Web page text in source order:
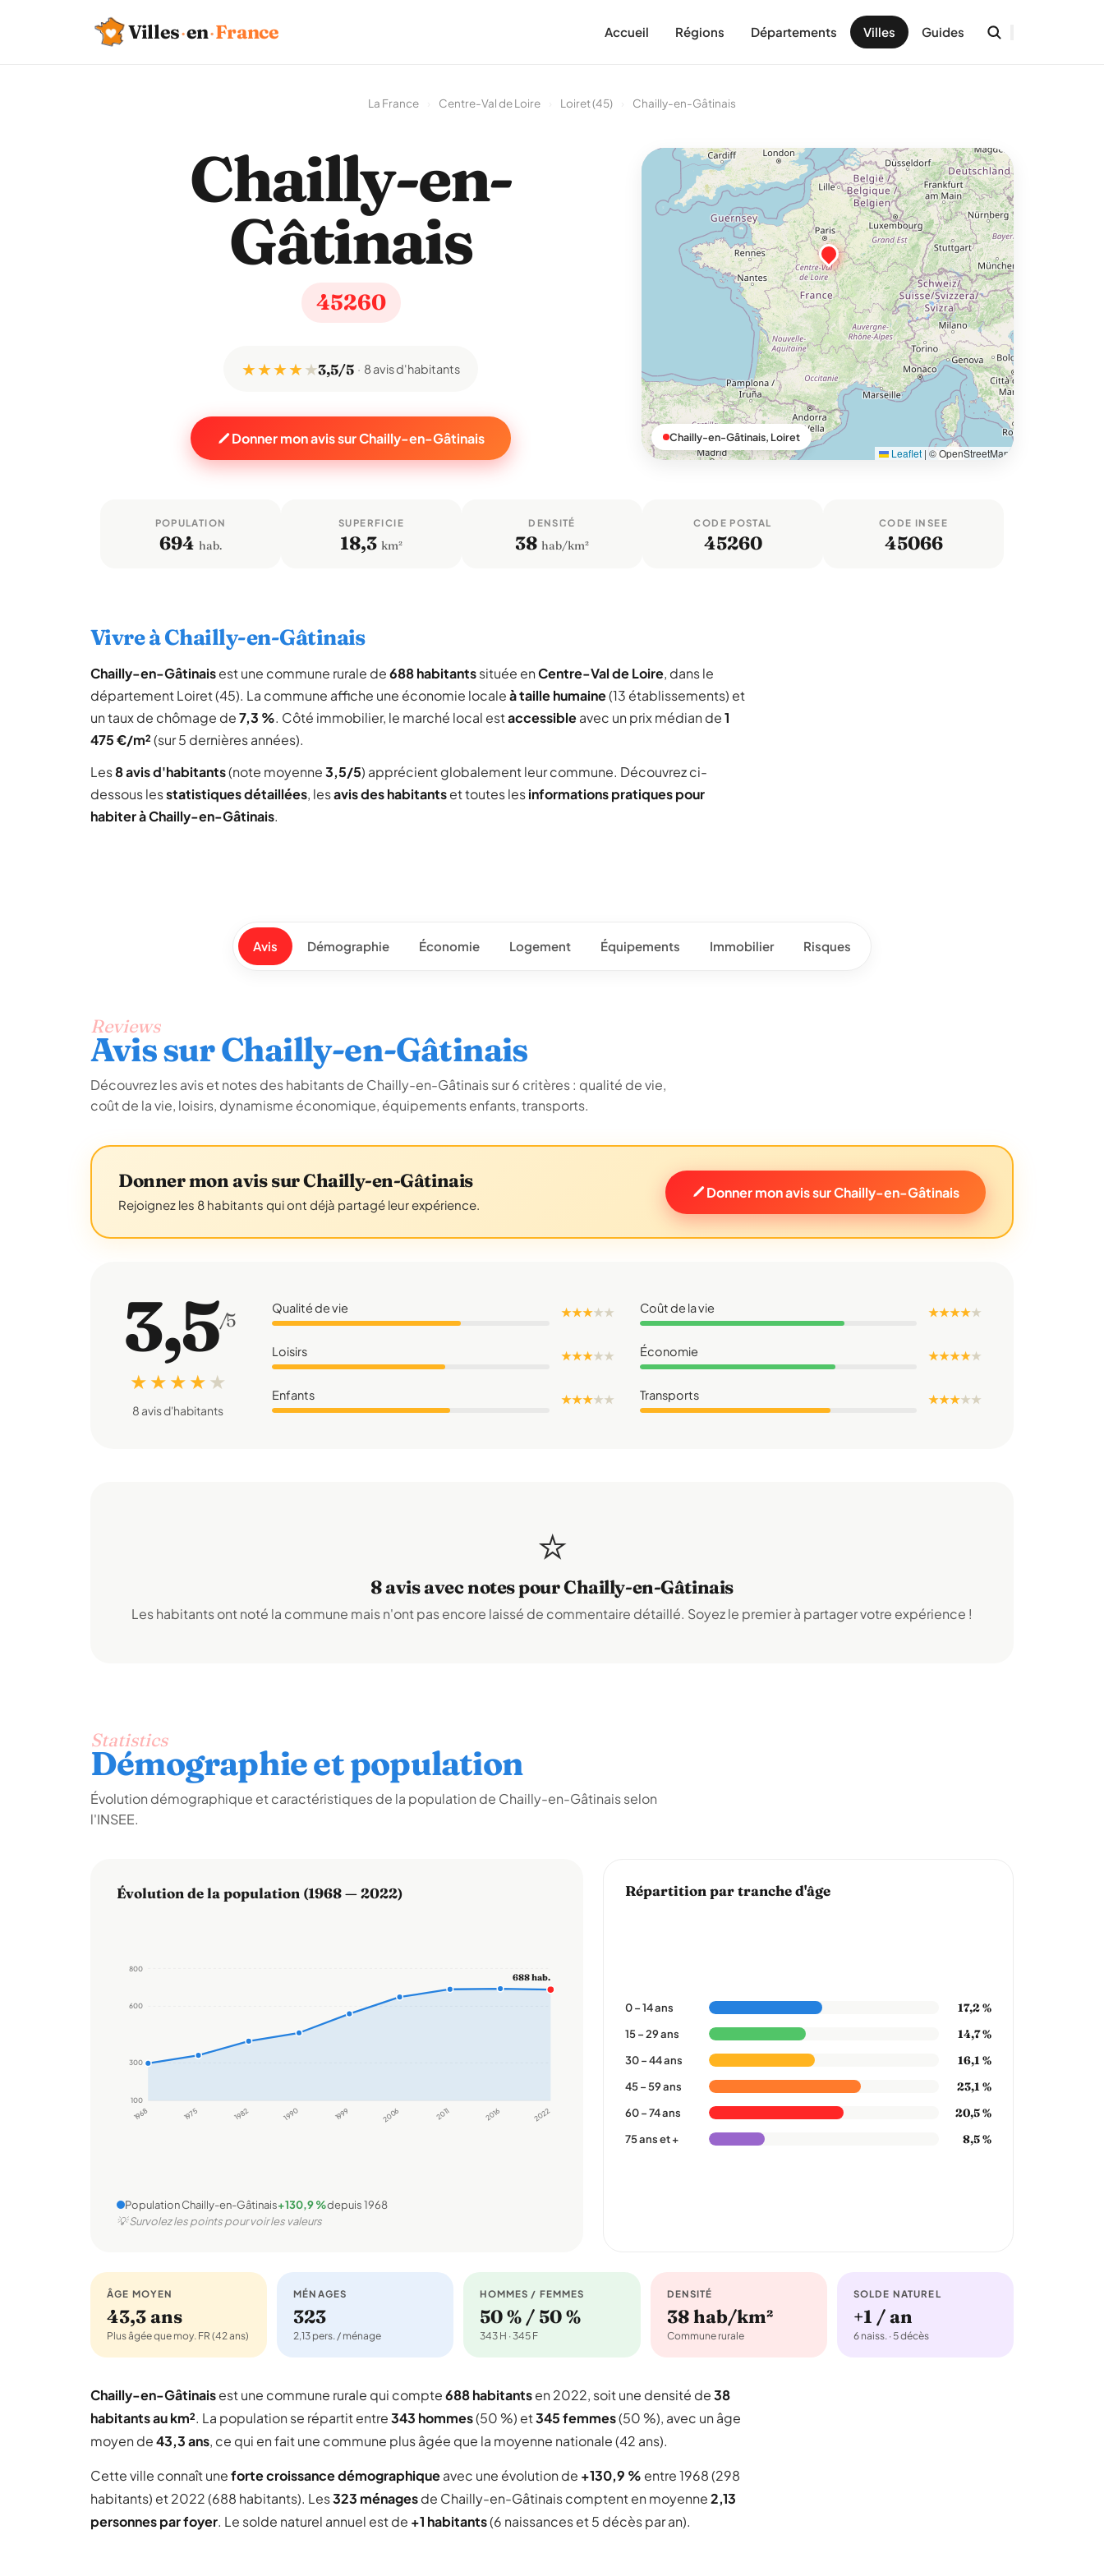
Villes·en·France Accueil Régions Départements Villes Guides
La France Centre-Val de Loire Loiret (45) Chailly-en-Gâtinais
Chailly-en-
Gâtinais
45260
★ ★ ★ ★★3,5/5 8 avis d'habitants
Donner mon avis sur Chailly-en-Gâtinais
Leaflet | © OpenStreetMap
Chailly-en-Gâtinais, Loiret
POPULATION
694 hab.
SUPERFICIE
18,3 km²
DENSITÉ
38 hab/km²
CODE POSTAL
45260
CODE INSEE
45066
Vivre à Chailly-en-Gâtinais
Chailly-en-Gâtinaisest une commune rurale de688 habitantssituée enCentre-Val de Loire, dans le
département Loiret (45). La commune affiche une économie localeà taille humaine(13 établissements) et
un taux de chômage de7,3 %. Côté immobilier, le marché local estaccessibleavec un prix médian de1
475 €/m²(sur 5 dernières années).
Les8 avis d'habitants(note moyenne3,5/5) apprécient globalement leur commune. Découvrez ci-
dessous lesstatistiques détaillées, lesavis des habitantset toutes lesinformations pratiques pour
habiter à Chailly-en-Gâtinais.
Avis Démographie Économie Logement Équipements Immobilier Risques
Reviews
Avis sur Chailly-en-Gâtinais
Découvrez les avis et notes des habitants de Chailly-en-Gâtinais sur 6 critères : qualité de vie,
coût de la vie, loisirs, dynamisme économique, équipements enfants, transports.
Donner mon avis sur Chailly-en-Gâtinais
Rejoignez les 8 habitants qui ont déjà partagé leur expérience.
Donner mon avis sur Chailly-en-Gâtinais
3,5/5
★ ★ ★ ★ ★
8 avis d'habitants
Qualité de vie ★ ★ ★★★ Coût de la vie ★ ★ ★ ★★
Loisirs ★ ★ ★★★ Économie ★ ★ ★ ★★
Enfants ★ ★ ★★★ Transports ★ ★ ★★★
⭐
8 avis avec notes pour Chailly-en-Gâtinais
Les habitants ont noté la commune mais n'ont pas encore laissé de commentaire détaillé. Soyez le premier à partager votre expérience !
Statistics
Démographie et population
Évolution démographique et caractéristiques de la population de Chailly-en-Gâtinais selon
l'INSEE.
Évolution de la population (1968 — 2022)
100
300
600
800
1968 1975 1982 1990 1999 2006 2011 2016 2022
688 hab.
Population Chailly-en-Gâtinais+130,9 %depuis 1968
💡 Survolez les points pour voir les valeurs
Répartition par tranche d'âge
0 – 14 ans 17,2 %
15 – 29 ans 14,7 %
30 – 44 ans 16,1 %
45 – 59 ans 23,1 %
60 – 74 ans 20,5 %
75 ans et + 8,5 %
ÂGE MOYEN
43,3 ans
Plus âgée que moy. FR (42 ans)
MÉNAGES
323
2,13 pers. / ménage
HOMMES / FEMMES
50 % / 50 %
343 H · 345 F
DENSITÉ
38 hab/km²
Commune rurale
SOLDE NATUREL
+1 / an
6 naiss. · 5 décès
Chailly-en-Gâtinaisest une commune rurale qui compte688 habitantsen 2022, soit une densité de38
habitants au km². La population se répartit entre343 hommes(50 %) et345 femmes(50 %), avec un âge
moyen de43,3 ans, ce qui en fait une commune plus âgée que la moyenne nationale (42 ans).
Cette ville connaît uneforte croissance démographiqueavec une évolution de +130,9 % entre 1968 (298
habitants) et 2022 (688 habitants). Les323 ménagesde Chailly-en-Gâtinais comptent en moyenne2,13
personnes par foyer. Le solde naturel annuel est de +1 habitants(6 naissances et 5 décès par an).